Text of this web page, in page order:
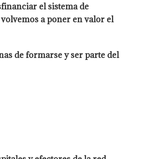
el sistema de
a poner en valor el
de formarse y ser parte del